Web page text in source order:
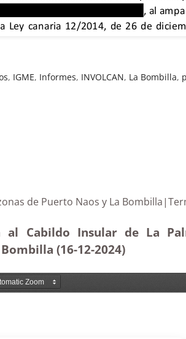
, IGME, Informes, INVOLCAN, La Bombilla,
zonas de Puerto Naos y La
Cabildo Insular de La
(16-12-2024)